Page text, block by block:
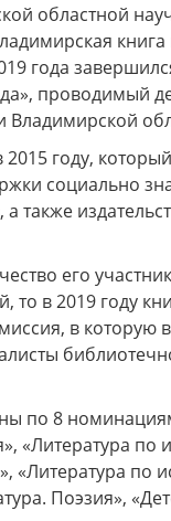
областной
года
проводимый
Владимирской
году,
социально
также
его
то в 2019 году
в которую
по 8
«Литература
«Литература по
Поэзия»,